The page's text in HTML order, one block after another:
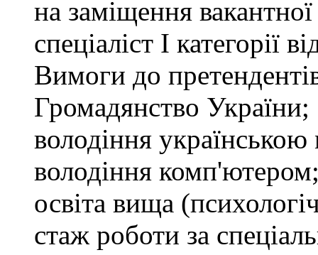
на заміщення
спеціаліст І категорії
Вимоги до
Громадянство України;
володіння
володіння
освіта вища
стаж роботи за